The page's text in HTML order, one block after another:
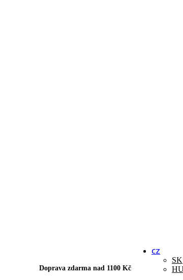
Doprava zdarma nad 1100 Kč
CZ
SK